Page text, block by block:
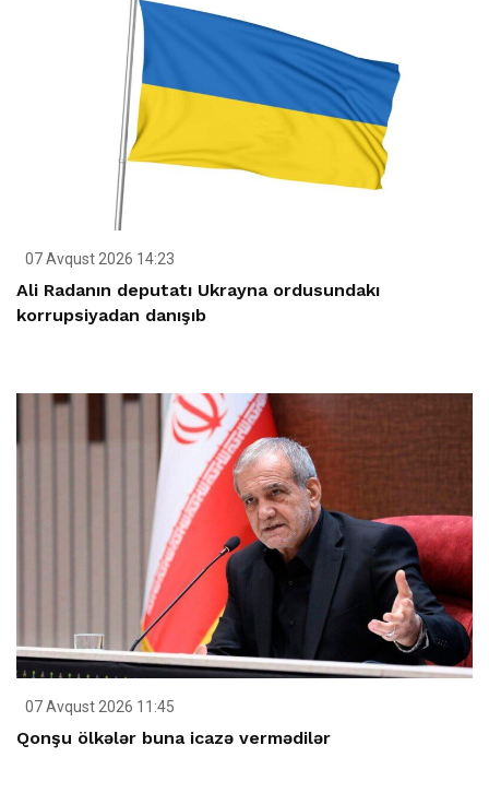
07 Avqust 2026 14:23
Ali Radanın deputatı Ukrayna ordusundakı
korrupsiyadan danışıb
07 Avqust 2026 11:45
Qonşu ölkələr buna icazə vermədilər